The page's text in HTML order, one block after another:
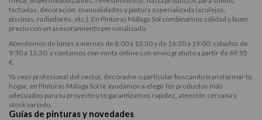
fachadas, decoración, manualidades y pintura especializada (azulejos,
piscinas, radiadores, etc.). En Pinturas Málaga Sol combinamos calidad y buen
precio con un asesoramiento personalizado.
Atendemos de lunes a viernes de 8:00 a 13:30 y de 16:30 a 19:00; sábados de
9:30 a 13:30; y contamos con venta online con envío gratuito a partir de 69.95
€.
Ya seas profesional del sector, decorador o particular buscando transformar tu
hogar, en Pinturas Málaga Sol te ayudamos a elegir los productos más
adecuados para tu proyecto y te garantizamos rapidez, atención cercana y
stock variado.
Guías de pinturas y novedades